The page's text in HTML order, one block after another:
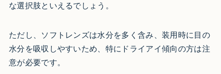
な選択肢といえるでしょう。
ただし、ソフトレンズは水分を多く含み、装用時に目の
水分を吸収しやすいため、特にドライアイ傾向の方は注
意が必要です。